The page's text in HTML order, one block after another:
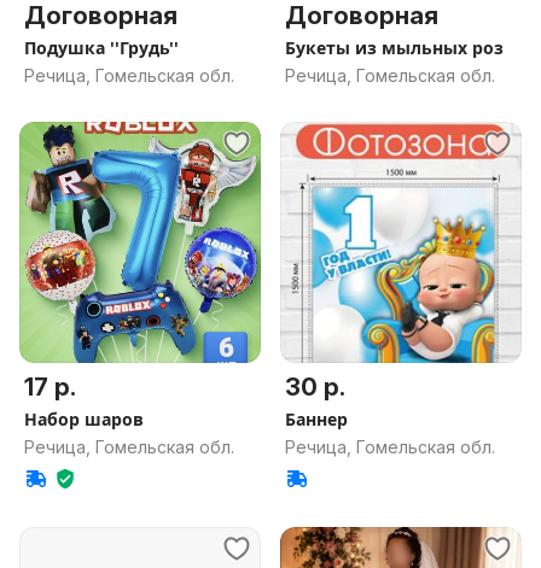
Договорная
Подушка ''Грудь''
Речица, Гомельская обл.
Договорная
Букеты из мыльных роз
Речица, Гомельская обл.
17 р.
Набор шаров
Речица, Гомельская обл.
30 р.
Баннер
Речица, Гомельская обл.